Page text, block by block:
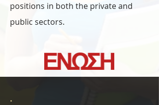
positions in both the private and
public sectors.
.